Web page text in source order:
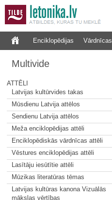
Enciklopēdijas Vārdnīcas
Multivide
ATTĒLI
Latvijas kultūrvides takas
Mūsdienu Latvija attēlos
Sendienu Latvija attēlos
Meža enciklopēdijas attēli
Enciklopēdiskās vārdnīcas attēli
Vēstures enciklopēdijas attēli
Lasītāju iesūtītie attēli
Mūzikas literatūras tēmas
Latvijas kultūras kanona Vizuālās
mākslas vērtības